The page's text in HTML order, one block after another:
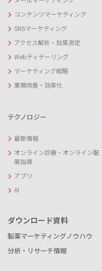
コンテンツマーケティング
SNSマーケティング
アクセス解析・効果測定
Webディテーリング
マーケティング戦略
業務改善・効率化
テクノロジー
最新情報
オンライン診療・オンライン服
薬指導
アプリ
AI
ダウンロード資料
製薬マーケティングノウハウ
分析・リサーチ情報